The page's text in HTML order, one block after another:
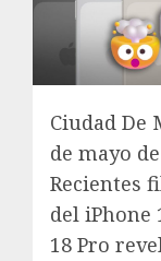
Ciudad De
de mayo
Recientes
del iPhone
18 Pro